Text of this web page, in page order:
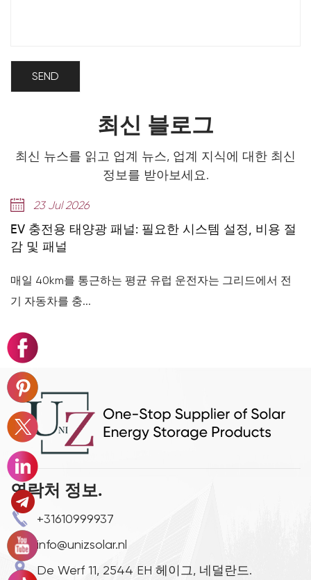
최신 블로그
최신 뉴스를 읽고 업계 뉴스, 업계 지식에 대한 최신
정보를 받아보세요.
23 Jul 2026
EV 충전용 태양광 패널: 필요한 시스템 설정, 비용 절
감 및 패널
매일 40km를 통근하는 평균 유럽 운전자는 그리드에서 전
기 자동차를 충...
연락처 정보.
+31610999937
info@unizsolar.nl
De Werf 11, 2544 EH 헤이그, 네덜란드.